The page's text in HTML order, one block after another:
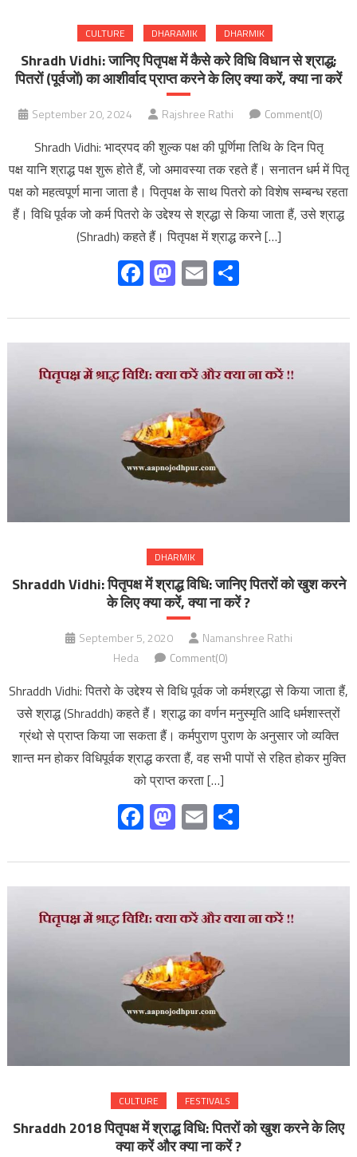
CULTURE DHARAMIK DHARMIK
Shradh Vidhi: जानिए पितृपक्ष में कैसे करे विधि विधान से श्राद्ध;
पितरों (पूर्वजों) का आशीर्वाद प्राप्त करने के लिए क्या करें, क्या ना करें
September 20, 2024 Rajshree Rathi Comment(0)
Shradh Vidhi: भाद्रपद की शुल्क पक्ष की पूर्णिमा तिथि के दिन पितृ
पक्ष यानि श्राद्ध पक्ष शुरू होते हैं, जो अमावस्या तक रहते हैं। सनातन धर्म में पितृ
पक्ष को महत्वपूर्ण माना जाता है। पितृपक्ष के साथ पितरो को विशेष सम्बन्ध रहता
हैं। विधि पूर्वक जो कर्म पितरो के उद्देश्य से श्रद्धा से किया जाता हैं, उसे श्राद्ध
(Shradh) कहते हैं। पितृपक्ष में श्राद्ध करने […]
Facebook
Mastodon
Email
DHARMIK
Shraddh Vidhi: पितृपक्ष में श्राद्ध विधि: जानिए पितरों को खुश करने
के लिए क्या करें, क्या ना करें ?
September 5, 2020
Namanshree Rathi
Heda
Comment(0)
Shraddh Vidhi: पितरो के उद्देश्य से विधि पूर्वक जो कर्मश्रद्धा से किया जाता हैं,
उसे श्राद्ध (Shraddh) कहते हैं। श्राद्ध का वर्णन मनुस्मृति आदि धर्मशास्त्रों
ग्रंथो से प्राप्त किया जा सकता हैं। कर्मपुराण पुराण के अनुसार जो व्यक्ति
शान्त मन होकर विधिपूर्वक श्राद्ध करता हैं, वह सभी पापों से रहित होकर मुक्ति
को प्राप्त करता […]
Facebook
Mastodon
Email
CULTURE FESTIVALS
Shraddh 2018 पितृपक्ष में श्राद्ध विधि: पितरों को खुश करने के लिए
क्या करें और क्या ना करें ?